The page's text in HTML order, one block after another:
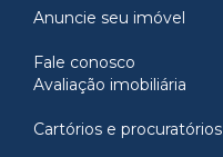
Anuncie seu imóvel
Fale conosco
Avaliação imobiliária
Cartórios e procuratórios